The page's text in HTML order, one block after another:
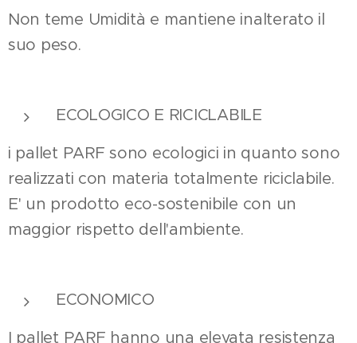
Non teme Umidità e mantiene inalterato il
suo peso.
ECOLOGICO E RICICLABILE
i pallet PARF sono ecologici in quanto sono
realizzati con materia totalmente riciclabile.
E' un prodotto eco-sostenibile con un
maggior rispetto dell'ambiente.
ECONOMICO
I pallet PARF hanno una elevata resistenza